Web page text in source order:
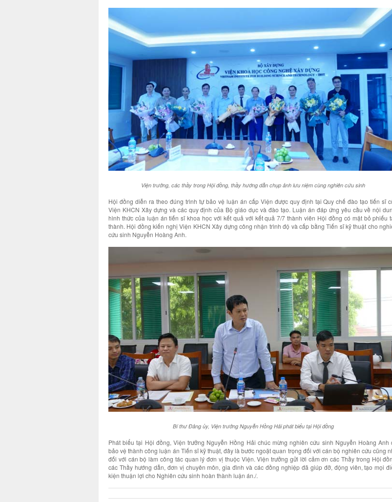
Viện trưởng, các thầy trong Hội đồng, thầy hướng dẫn chụp ảnh lưu niệm cùng nghiên cứu sinh
Hội đồng diễn ra theo đúng trình tự bảo vệ luận án cấp Viện được quy định tại Quy chế đào tạo tiến sĩ
Viện KHCN Xây dựng và các quy định của Bộ giáo dục và đào tạo. Luận án đáp ứng yêu cầu về nội
hình thức của luận án tiến sĩ khoa học với kết quả với kết quả 7/7 thành viên Hội đồng có mặt bỏ phiếu
thành. Hội đồng kiến nghị Viện KHCN Xây dựng công nhận trình độ và cấp bằng Tiến sĩ kỹ thuật cho
cứu sinh Nguyễn Hoàng Anh.
Bí thư Đảng ủy, Viện trưởng Nguyễn Hồng Hải phát biểu tại Hội đồng
Phát biểu tại Hội đồng, Viện trưởng Nguyễn Hồng Hải chúc mừng nghiên cứu sinh Nguyễn Hoàng Anh
bảo vệ thành công luận án Tiến sĩ kỹ thuật, đây là bước ngoặt quan trọng đối với cán bộ nghiên cứu cũng
đối với cán bộ làm công tác quan lý đơn vị thuộc Viện. Viện trưởng gửi lời cảm ơn các Thầy trong Hội
các Thầy hướng dẫn, đơn vị chuyên môn, gia đình và các đồng nghiệp đã giúp đỡ, động viên, tạo mọi
kiện thuận lợi cho Nghiên cứu sinh hoàn thành luận án./.